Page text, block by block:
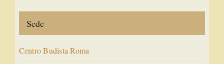
Sede
Centro Budista Roma